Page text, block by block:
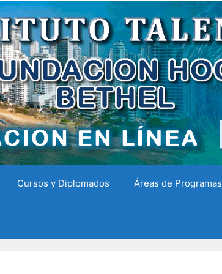
Cursos y Diplomados Áreas de Programas